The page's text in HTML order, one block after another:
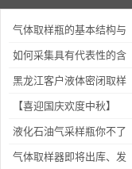
气体取样瓶的基本结构与
工作逻辑是什么？
如何采集具有代表性的含
油水样？——石油类采水
器原理与使用
黑龙江客户液体密闭取样
器项目顺利交付
【喜迎国庆欢度中秋】
2025年国庆中秋放假通知
液化石油气采样瓶你不了
解的知识！
气体取样器即将出库、发